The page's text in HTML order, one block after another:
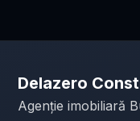
Delazero
Agenție imobiliară